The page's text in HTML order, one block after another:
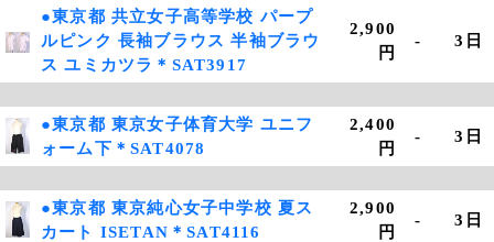
●東京都 共立女子高等学校 パープ
ルピンク 長袖ブラウス 半袖ブラウ
ス ユミカツラ＊SAT3917
2,900
円
- 3日
●東京都 東京女子体育大学 ユニフ
ォーム下＊SAT4078
2,400
円
- 3日
●東京都 東京純心女子中学校 夏ス
カート ISETAN＊SAT4116
2,900
円
- 3日